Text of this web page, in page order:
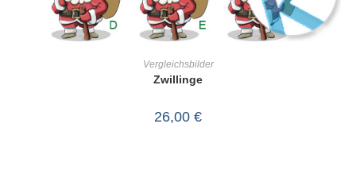
Vergleichsbilder
Zwillinge
26,00 €